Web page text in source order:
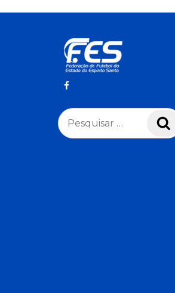
Pesquisar
por: